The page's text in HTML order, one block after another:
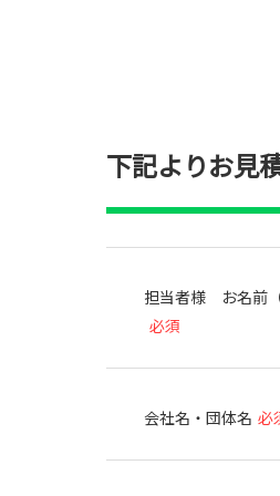
下記よりお見
担当者様 お名前（
必須
会社名・団体名 必